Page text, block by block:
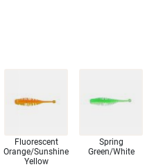
Fluorescent
Orange/Sunshine
Yellow
Spring
Green/White